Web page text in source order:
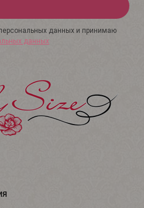
данных и принимаю
данных